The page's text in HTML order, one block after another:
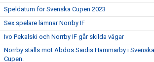
Speldatum för Svenska Cupen 2023
Sex spelare lämnar Norrby IF
Ivo Pekalski och Norrby IF går skilda vägar
Norrby ställs mot Abdos Saidis Hammarby i Svenska
Cupen.